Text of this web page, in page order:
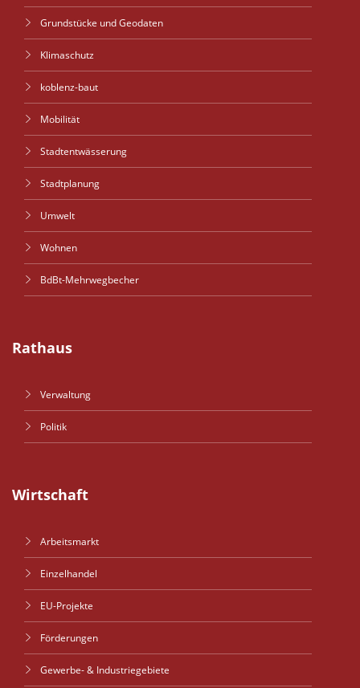
Grundstücke und Geodaten
Klimaschutz
koblenz-baut
Mobilität
Stadtentwässerung
Stadtplanung
Umwelt
Wohnen
BdBt-Mehrwegbecher
Rathaus
Verwaltung
Politik
Wirtschaft
Arbeitsmarkt
Einzelhandel
EU-Projekte
Förderungen
Gewerbe- & Industriegebiete